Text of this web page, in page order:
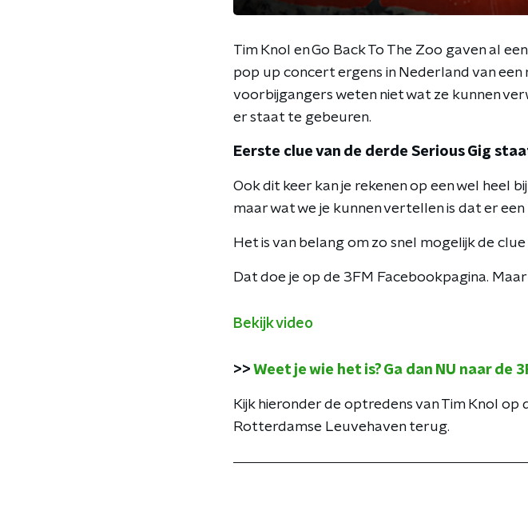
Tim Knol en Go Back To The Zoo gaven al
pop up concert ergens in Nederland van
voorbijgangers weten niet wat ze kunnen
er staat te gebeuren.
Eerste clue van de derde Serious Gig
Ook dit keer kan je rekenen op een wel heel
maar wat we je kunnen vertellen is dat er
Het is van belang om zo snel mogelijk de
Dat doe je op de 3FM Facebookpagina.
Bekijk video
>> Weet je wie het is? Ga dan NU naar de
Kijk hieronder de optredens van Tim Knol op
Rotterdamse Leuvehaven terug.